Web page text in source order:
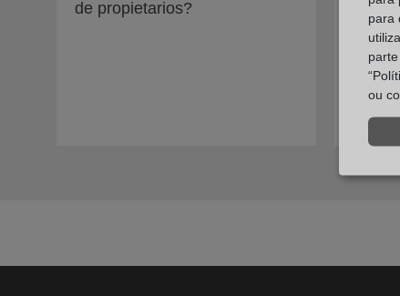
de propietarios?
para
ou